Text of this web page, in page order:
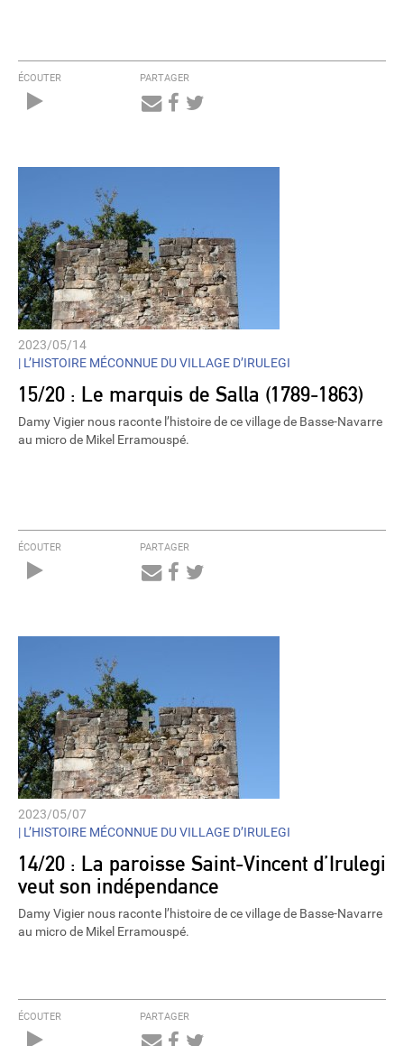
ÉCOUTER PARTAGER
2023/05/14
| L’HISTOIRE MÉCONNUE DU VILLAGE D’IRULEGI
15/20 : Le marquis de Salla (1789-1863)
Damy Vigier nous raconte l’histoire de ce village de Basse-Navarre
au micro de Mikel Erramouspé.
ÉCOUTER PARTAGER
2023/05/07
| L’HISTOIRE MÉCONNUE DU VILLAGE D’IRULEGI
14/20 : La paroisse Saint-Vincent d’Irulegi
veut son indépendance
Damy Vigier nous raconte l’histoire de ce village de Basse-Navarre
au micro de Mikel Erramouspé.
ÉCOUTER PARTAGER